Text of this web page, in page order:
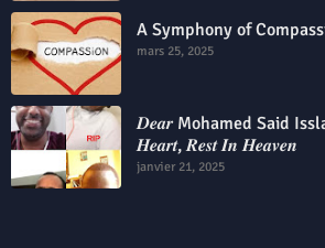
A Symphony of
mars 25, 2025
𝑫𝒆𝒂𝒓 Mohamed Said
𝑯𝒆𝒂𝒓𝒕, 𝑹𝒆𝒔𝒕 𝑰𝒏 𝑯𝒆𝒂𝒗𝒆𝒏
janvier 21, 2025